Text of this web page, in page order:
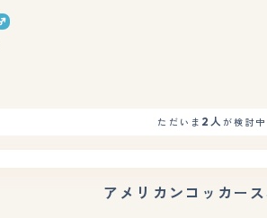
もっと見る
ただいま 2人が検討中
アメリカンコッカー